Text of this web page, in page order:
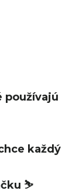
používajú
každý
⛷️